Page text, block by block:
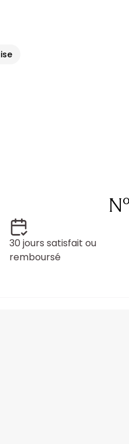
30 jours satisfait ou
remboursé